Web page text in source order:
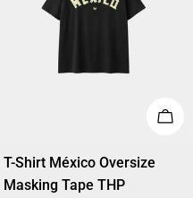
A CARRITO
T-Shirt México Oversize
Masking Tape THP